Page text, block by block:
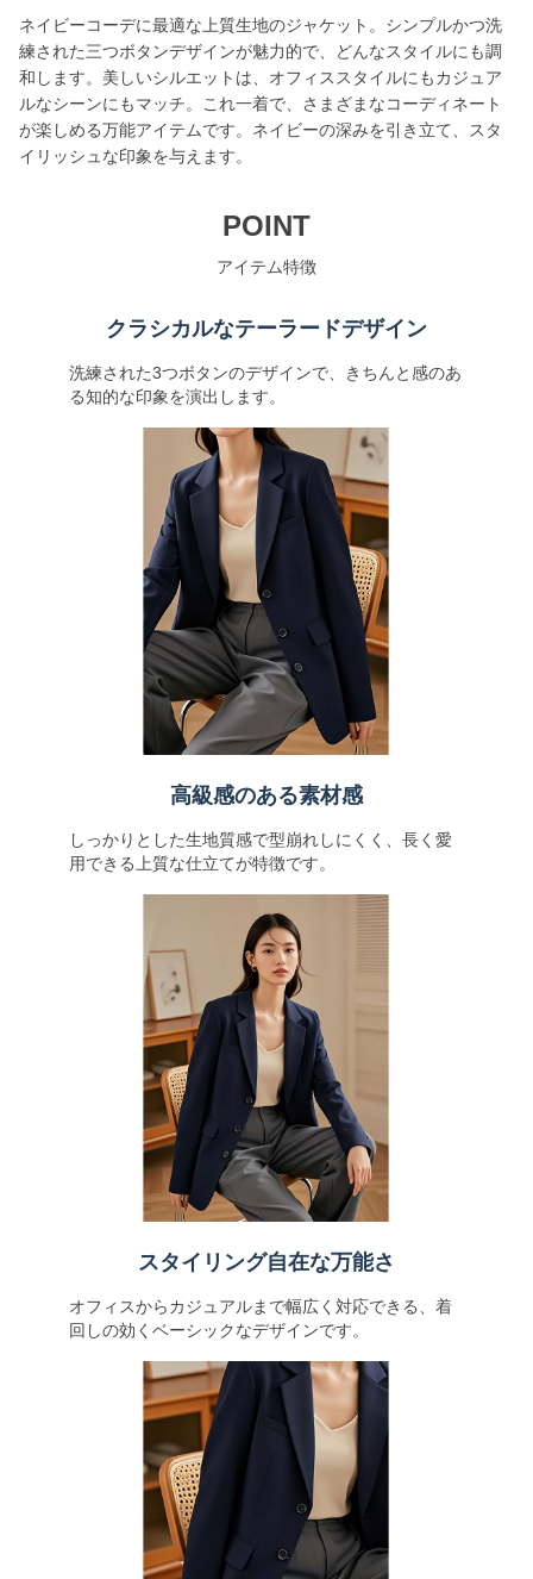
ネイビーコーデに最適な上質生地のジャケット。シンプルかつ洗
練された三つボタンデザインが魅力的で、どんなスタイルにも調
和します。美しいシルエットは、オフィススタイルにもカジュア
ルなシーンにもマッチ。これ一着で、さまざまなコーディネート
が楽しめる万能アイテムです。ネイビーの深みを引き立て、スタ
イリッシュな印象を与えます。
POINT
アイテム特徴
クラシカルなテーラードデザイン
洗練された3つボタンのデザインで、きちんと感のあ
る知的な印象を演出します。
高級感のある素材感
しっかりとした生地質感で型崩れしにくく、長く愛
用できる上質な仕立てが特徴です。
スタイリング自在な万能さ
オフィスからカジュアルまで幅広く対応できる、着
回しの効くベーシックなデザインです。